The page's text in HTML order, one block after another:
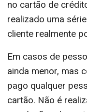
no cartão de
realizado uma
cliente realmente
Em casos de
ainda menor, mas
pago qualquer
cartão. Não é